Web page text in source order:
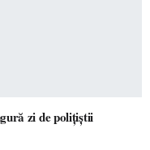
zi de polițiștii